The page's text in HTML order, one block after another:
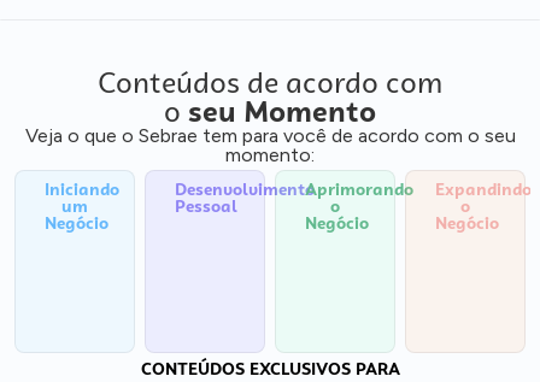
Conteúdos de acordo com
o seu Momento
Veja o que o Sebrae tem para você de acordo com o seu
momento:
Iniciando
um
Negócio
Desenvolvimento
Pessoal
Aprimorando
o
Negócio
Expandindo
o
Negócio
CONTEÚDOS EXCLUSIVOS PARA